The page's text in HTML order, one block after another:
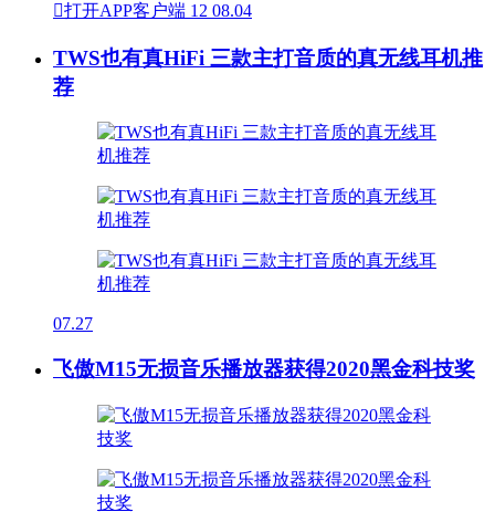
打开APP客户端 12 08.04
TWS也有真HiFi 三款主打音质的真无线耳机推
荐
07.27
飞傲M15无损音乐播放器获得2020黑金科技奖